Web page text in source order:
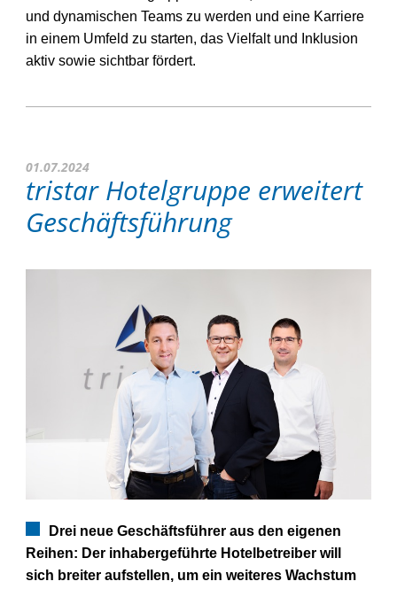
und dynamischen Teams zu werden und eine Karriere
in einem Umfeld zu starten, das Vielfalt und Inklusion
aktiv sowie sichtbar fördert.
01.07.2024
tristar Hotelgruppe erweitert
Geschäftsführung
Drei neue Geschäftsführer aus den eigenen
Reihen: Der inhabergeführte Hotelbetreiber will
sich breiter aufstellen, um ein weiteres Wachstum